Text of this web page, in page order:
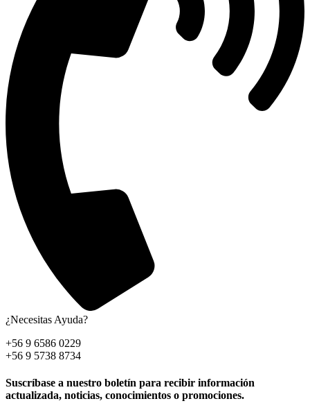
¿Necesitas Ayuda?
+56 9 6586 0229
+56 9 5738 8734
Suscríbase a nuestro boletín para recibir información
actualizada, noticias, conocimientos o promociones.